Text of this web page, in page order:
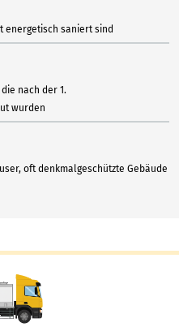
energetisch saniert sind
nach der 1.
wurden
oft denkmalgeschützte Gebäude